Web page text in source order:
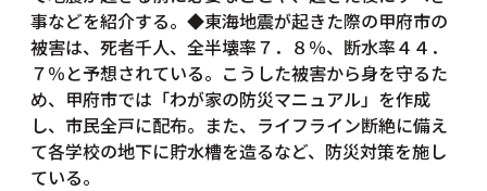
事などを紹介する。◆東海地震が起きた際の甲府市の
被害は、死者千人、全半壊率７．８％、断水率４４．
７％と予想されている。こうした被害から身を守るた
め、甲府市では「わが家の防災マニュアル」を作成
し、市民全戸に配布。また、ライフライン断絶に備え
て各学校の地下に貯水槽を造るなど、防災対策を施し
ている。